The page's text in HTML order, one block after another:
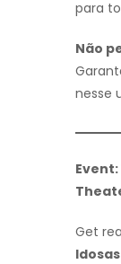
para
Não
nesse
Get